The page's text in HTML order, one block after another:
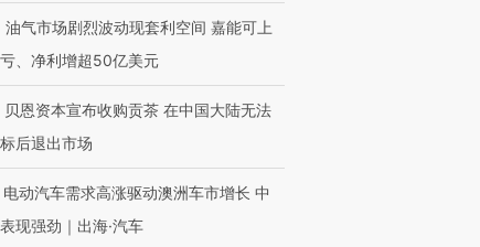
油气市场剧烈波动现套利空间 嘉能可上
、净利增超50亿美元
贝恩资本宣布收购贡茶 在中国大陆无法
后退出市场
电动汽车需求高涨驱动澳洲车市增长 中
现强劲｜出海·汽车